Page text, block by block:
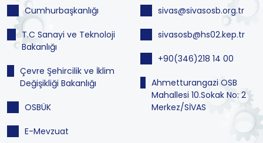
Cumhurbaşkanlığı
T.C Sanayi ve Teknoloji
Bakanlığı
Çevre Şehircilik ve İklim
Değişikliği Bakanlığı
OSBÜK
E-Mevzuat
sivas@sivasosb.org.tr
sivasosb@hs02.kep.tr
+90(346)218 14 00
Ahmetturangazi OSB
Mahallesi 10.Sokak No: 2
Merkez/SİVAS